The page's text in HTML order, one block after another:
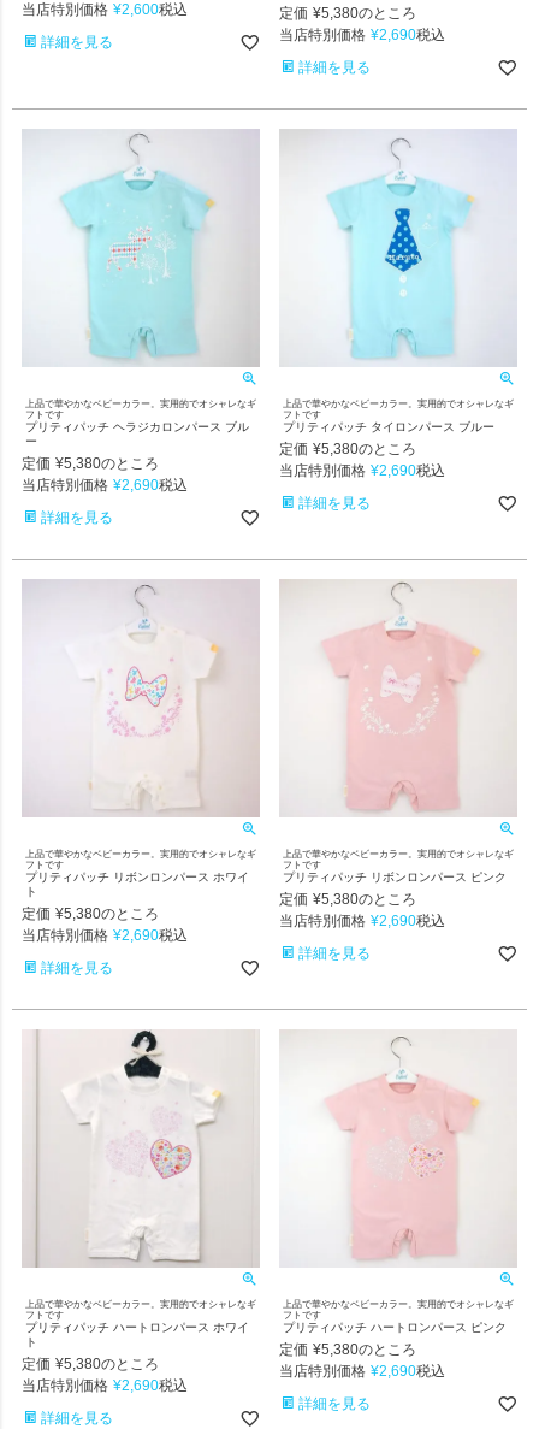
当店特別価格 ¥2,600税込
詳細を見る
定価 ¥5,380のところ
当店特別価格 ¥2,690税込
詳細を見る
上品で華やかなベビーカラー。実用的でオシャレなギ
フトです
プリティパッチ ヘラジカロンパース ブル
ー
定価 ¥5,380のところ
当店特別価格 ¥2,690税込
詳細を見る
上品で華やかなベビーカラー。実用的でオシャレなギ
フトです
プリティパッチ タイロンパース ブルー
定価 ¥5,380のところ
当店特別価格 ¥2,690税込
詳細を見る
上品で華やかなベビーカラー。実用的でオシャレなギ
フトです
プリティパッチ リボンロンパース ホワイ
ト
定価 ¥5,380のところ
当店特別価格 ¥2,690税込
詳細を見る
上品で華やかなベビーカラー。実用的でオシャレなギ
フトです
プリティパッチ リボンロンパース ピンク
定価 ¥5,380のところ
当店特別価格 ¥2,690税込
詳細を見る
上品で華やかなベビーカラー。実用的でオシャレなギ
フトです
プリティパッチ ハートロンパース ホワイ
ト
定価 ¥5,380のところ
当店特別価格 ¥2,690税込
詳細を見る
上品で華やかなベビーカラー。実用的でオシャレなギ
フトです
プリティパッチ ハートロンパース ピンク
定価 ¥5,380のところ
当店特別価格 ¥2,690税込
詳細を見る